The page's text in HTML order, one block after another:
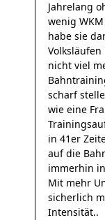
Jahrelang
wenig
habe sie
nicht viel
scharf
wie eine
in 41er
auf die
immerhin
Mit mehr
sicherlich
Intensität..